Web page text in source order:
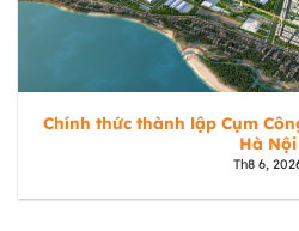
Chính thức thành lập Cụm
Hà Nội
Th8 6,